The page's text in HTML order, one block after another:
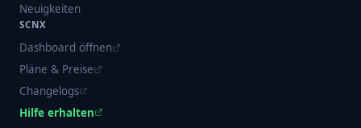
Neuigkeiten
SCNX
Dashboard öffnen
Pläne & Preise
Changelogs
Hilfe erhalten